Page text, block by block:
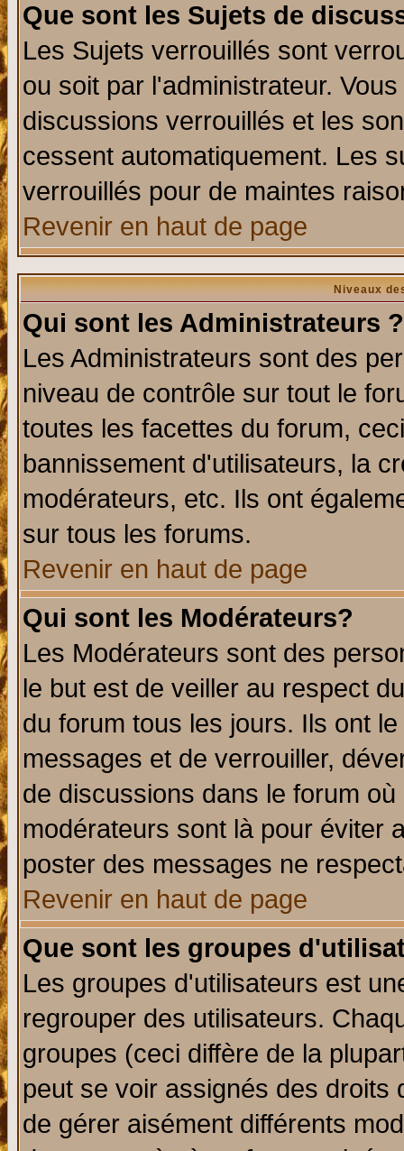
Que sont les Sujets de
Les Sujets verrouillés sont
ou soit par l'administrateur.
discussions verrouillés et les
cessent automatiquement. Les
verrouillés pour de maintes
Revenir en haut de page
Niveaux
Qui sont les Administrateurs ?
Les Administrateurs sont des
niveau de contrôle sur tout le
toutes les facettes du forum,
bannissement d'utilisateurs, la
modérateurs, etc. Ils ont
sur tous les forums.
Revenir en haut de page
Qui sont les Modérateurs?
Les Modérateurs sont des
le but est de veiller au respect
du forum tous les jours. Ils ont
messages et de verrouiller,
de discussions dans le forum
modérateurs sont là pour éviter
poster des messages ne
Revenir en haut de page
Que sont les groupes
Les groupes d'utilisateurs est
regrouper des utilisateurs.
groupes (ceci diffère de la
peut se voir assignés des
de gérer aisément différents